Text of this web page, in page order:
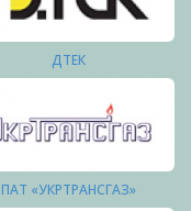
ДТЕК
ПАТ «УКРТРАНСГАЗ»